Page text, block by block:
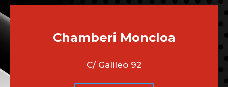
Chamberi Moncloa
C/ Galileo 92